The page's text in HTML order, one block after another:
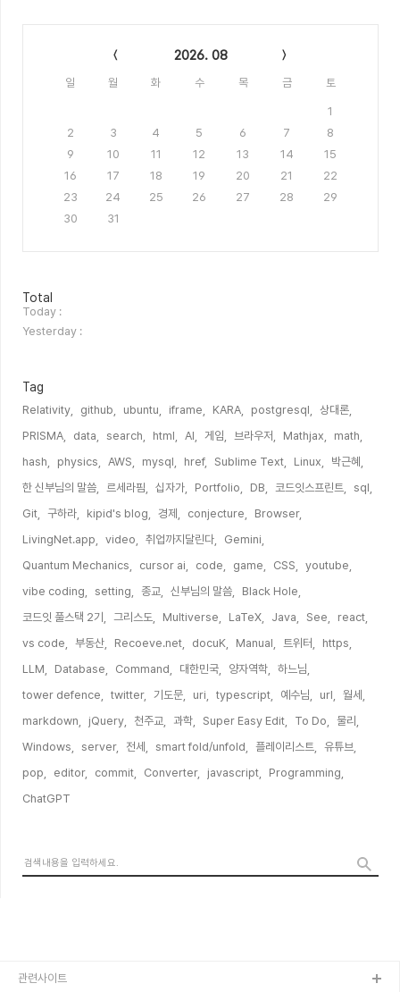
2026. 08
일 월 화 수 목 금 토
1
2
3 4 5 6 7
8
9
10 11 12 13 14
15
16
17 18 19 20 21
22
23
24 25 26 27 28
29
30
31
방
문
자
수
Total
Today :
Yesterday :
Tag
Relativity, github, ubuntu, iframe, KARA, postgresql,
상대론,
PRISMA,
data, search, html, AI, 게임, 브라우저, Mathjax,
math,
hash,
physics, AWS, mysql, href, Sublime Text, Linux,
박근혜,
한 신부님의 말씀,
르세라핌, 십자가, Portfolio, DB, 코드잇스프린트,
sql,
Git,
구하라, kipid's blog, 경제, conjecture,
Browser,
LivingNet.app,
video, 취업까지달린다,
Gemini,
Quantum Mechanics,
cursor ai, code, game, CSS,
youtube,
vibe coding,
setting, 종교, 신부님의 말씀,
Black Hole,
코드잇 풀스택 2기,
그리스도, Multiverse, LaTeX, Java, See,
react,
vs code,
부동산, Recoeve.net, docuK, Manual, 트위터,
https,
LLM,
Database, Command, 대한민국, 양자역학,
하느님,
tower defence,
twitter, 기도문, uri, typescript, 예수님, url,
월세,
markdown,
jQuery, 천주교, 과학, Super Easy Edit, To Do,
물리,
Windows,
server, 전세, smart fold/unfold, 플레이리스트,
유튜브,
pop,
editor, commit, Converter, javascript,
Programming,
ChatGPT,
관련사이트